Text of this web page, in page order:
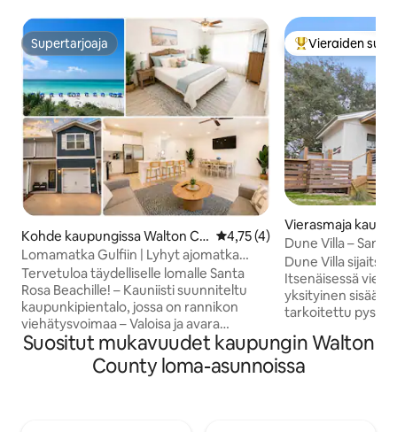
Supertarjoaja
Supertarjoaja
Kohde kaupungissa Walton Co
unty
Keskimääräinen arvio 4,75/5,
4,75 (4)
Lomamatka Gulfiin | Lyhyt ajomatka
rannalle | 6 hengen majoitus
Tervetuloa täydelliselle lomalle Santa
Rosa Beachille! – Kauniisti suunniteltu
kaupunkipientalo, jossa on rannikon
viehätysvoimaa – Valoisa ja avara
oleskelutila rentoutumista varten -
Täysin varustettu keittiö, jossa on helppo
valmistaa aterioita – Viihtyisä oleskelutila
Vieraiden
Vieraiden
Vierasmaja
nta Rosa Beach
Dune Villa –
Dune Villa
Itsenäisessä
yksityinen
tarkoitettu
kylpyhuone ja
rantatuolit/
Suositut mukavuudet kaupungin Walton
County loma-asunnoissa